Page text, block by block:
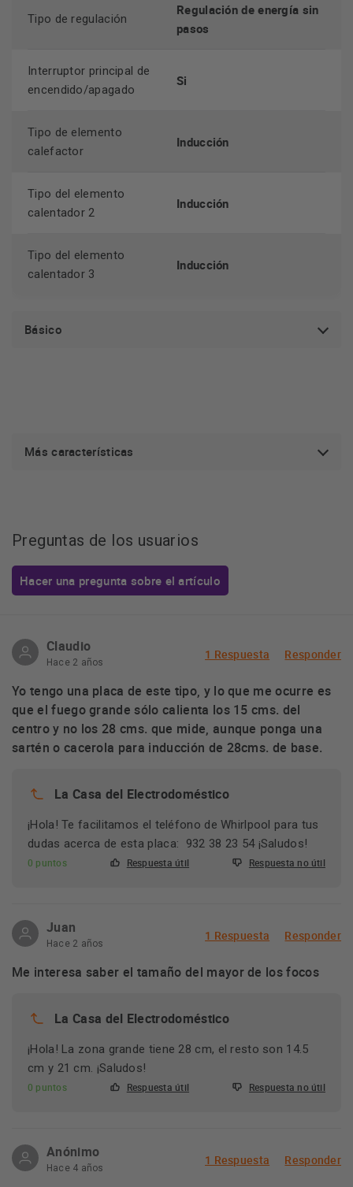
nada se vuelva a quemar.
Tipo de regulación
Regulación de energía sin
pasos
Interruptor principal de
encendido/apagado
Si
Tipo de elemento
calefactor
Inducción
Tipo del elemento
calentador 2
Inducción
Tipo del elemento
calentador 3
Inducción
Básico
Más características
Preguntas de los usuarios
Hacer una pregunta sobre el artículo
Claudio
Hace 2 años
1 Respuesta Responder
Yo tengo una placa de este tipo, y lo que me ocurre es
que el fuego grande sólo calienta los 15 cms. del
centro y no los 28 cms. que mide, aunque ponga una
sartén o cacerola para inducción de 28cms. de base.
La Casa del Electrodoméstico
¡Hola! Te facilitamos el teléfono de Whirlpool para tus
dudas acerca de esta placa: 932 38 23 54 ¡Saludos!
0 puntos Respuesta útil Respuesta no útil
Juan
Hace 2 años
1 Respuesta Responder
Me interesa saber el tamaño del mayor de los focos
La Casa del Electrodoméstico
¡Hola! La zona grande tiene 28 cm, el resto son 14.5
cm y 21 cm. ¡Saludos!
0 puntos Respuesta útil Respuesta no útil
Anónimo
Hace 4 años
1 Respuesta Responder